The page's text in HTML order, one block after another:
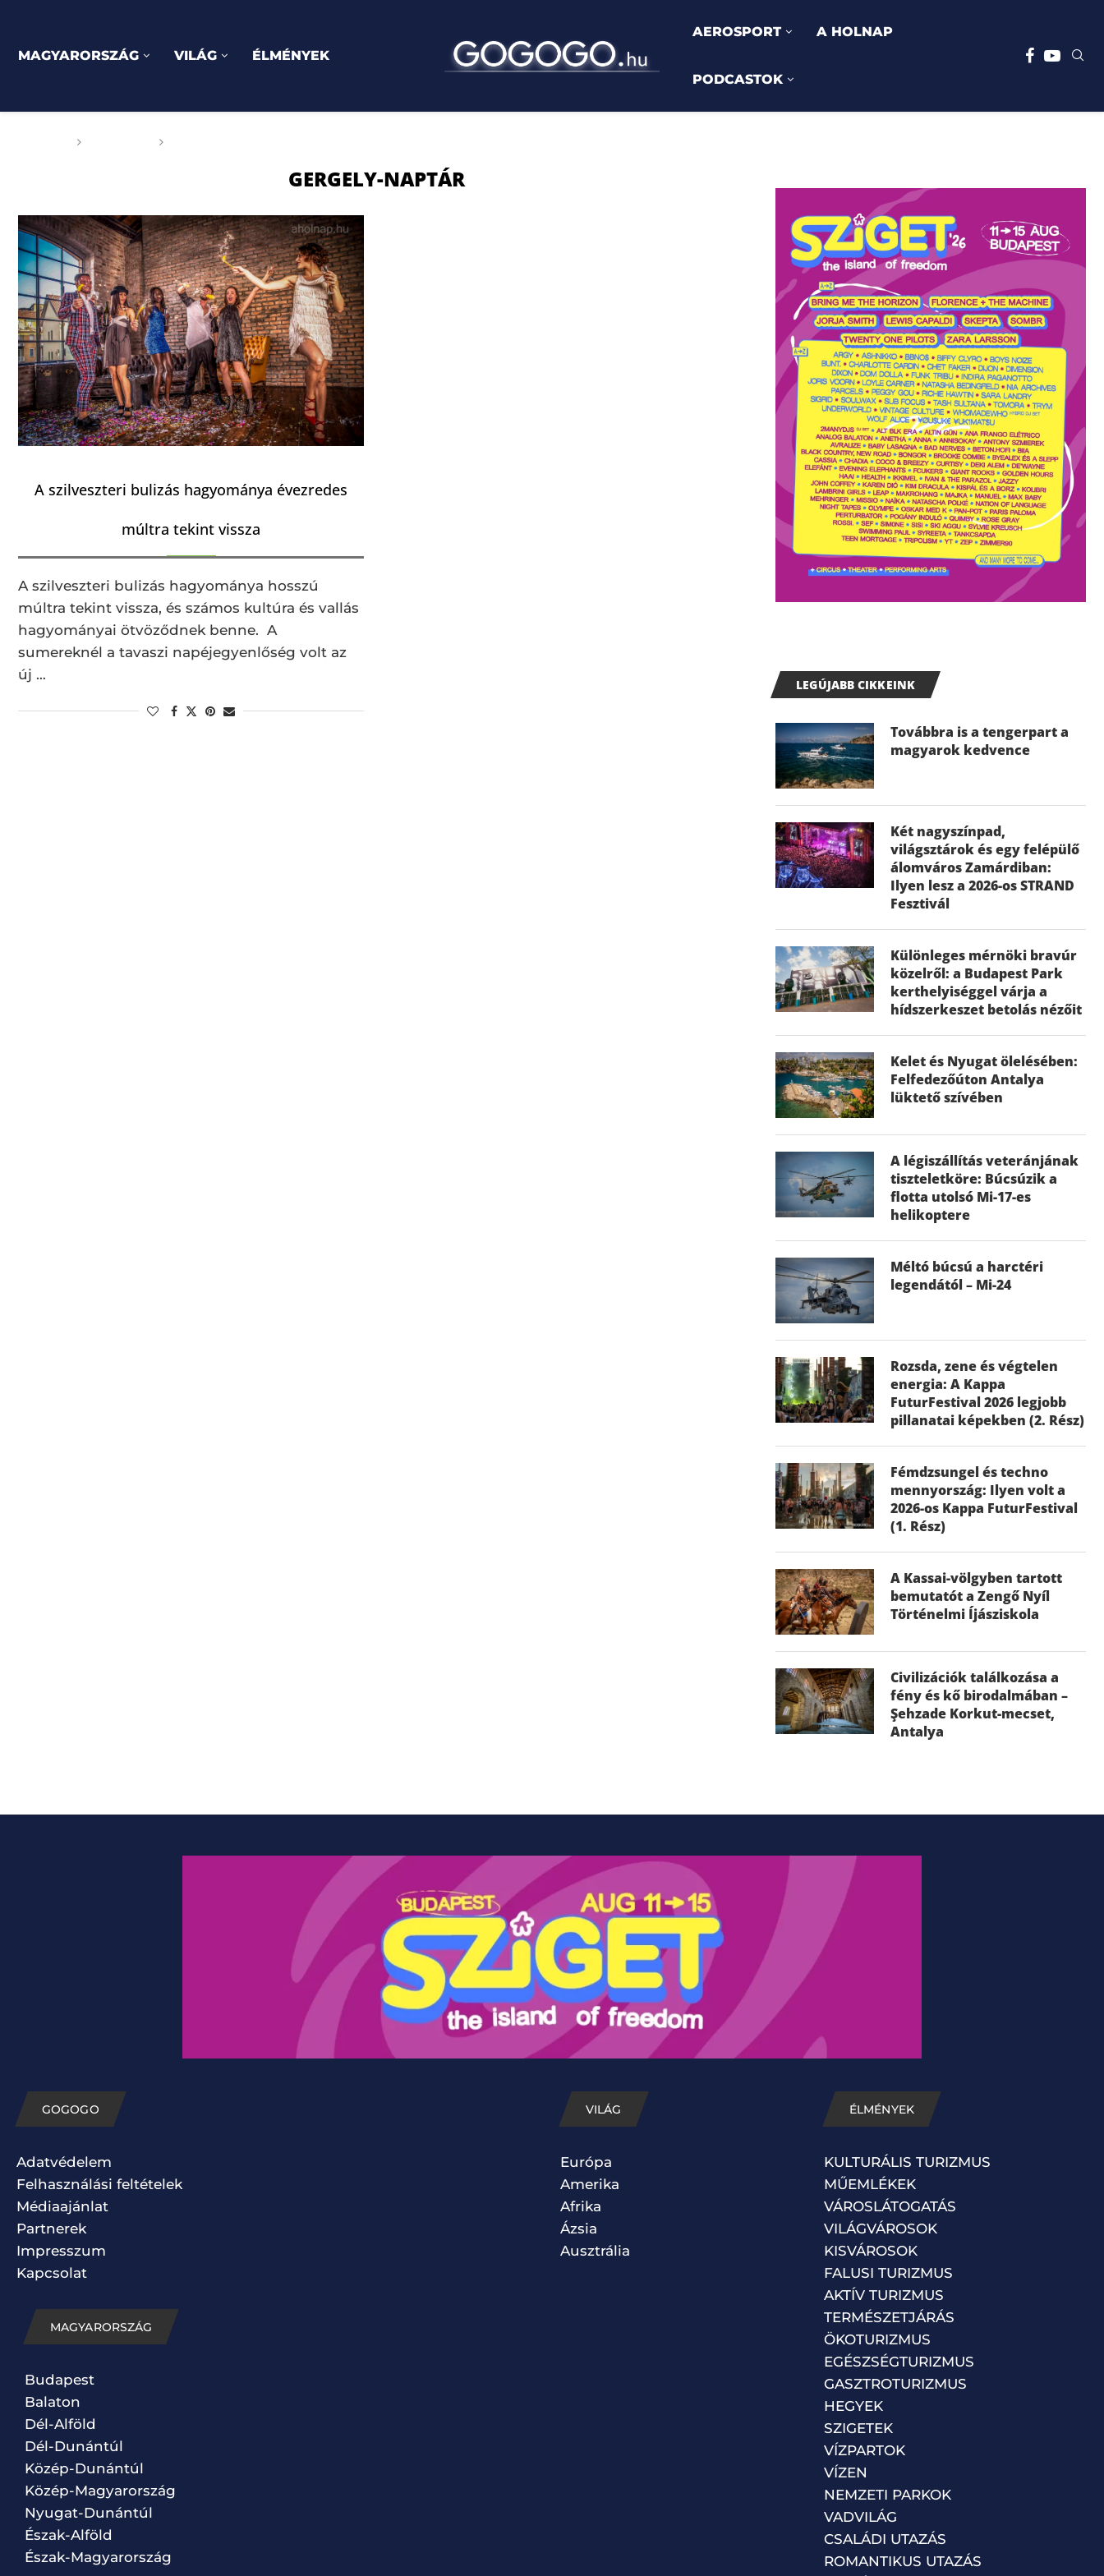
MAGYARORSZÁG VILÁG ÉLMÉNYEK
AEROSPORT A HOLNAP
PODCASTOK
GERGELY-NAPTÁR
A szilveszteri bulizás hagyománya évezredes
múltra tekint vissza
A szilveszteri bulizás hagyománya hosszú
múltra tekint vissza, és számos kultúra és vallás
hagyományai ötvöződnek benne. A
sumereknél a tavaszi napéjegyenlőség volt az
új …
LEGÚJABB CIKKEINK
Továbbra is a tengerpart a
magyarok kedvence
Két nagyszínpad,
világsztárok és egy felépülő
álomváros Zamárdiban:
Ilyen lesz a 2026-os STRAND
Fesztivál
Különleges mérnöki bravúr
közelről: a Budapest Park
kerthelyiséggel várja a
hídszerkeszet betolás nézőit
Kelet és Nyugat ölelésében:
Felfedezőúton Antalya
lüktető szívében
A légiszállítás veteránjának
tiszteletköre: Búcsúzik a
flotta utolsó Mi-17-es
helikoptere
Méltó búcsú a harctéri
legendától – Mi-24
Rozsda, zene és végtelen
energia: A Kappa
FuturFestival 2026 legjobb
pillanatai képekben (2. Rész)
Fémdzsungel és techno
mennyország: Ilyen volt a
2026-os Kappa FuturFestival
(1. Rész)
A Kassai-völgyben tartott
bemutatót a Zengő Nyíl
Történelmi Íjásziskola
Civilizációk találkozása a
fény és kő birodalmában –
Şehzade Korkut-mecset,
Antalya
GOGOGO
Adatvédelem
Felhasználási feltételek
Médiaajánlat
Partnerek
Impresszum
Kapcsolat
MAGYARORSZÁG
Budapest
Balaton
Dél-Alföld
Dél-Dunántúl
Közép-Dunántúl
Közép-Magyarország
Nyugat-Dunántúl
Észak-Alföld
Észak-Magyarország
VILÁG
Európa
Amerika
Afrika
Ázsia
Ausztrália
ÉLMÉNYEK
KULTURÁLIS TURIZMUS
MŰEMLÉKEK
VÁROSLÁTOGATÁS
VILÁGVÁROSOK
KISVÁROSOK
FALUSI TURIZMUS
AKTÍV TURIZMUS
TERMÉSZETJÁRÁS
ÖKOTURIZMUS
EGÉSZSÉGTURIZMUS
GASZTROTURIZMUS
HEGYEK
SZIGETEK
VÍZPARTOK
VÍZEN
NEMZETI PARKOK
VADVILÁG
CSALÁDI UTAZÁS
ROMANTIKUS UTAZÁS